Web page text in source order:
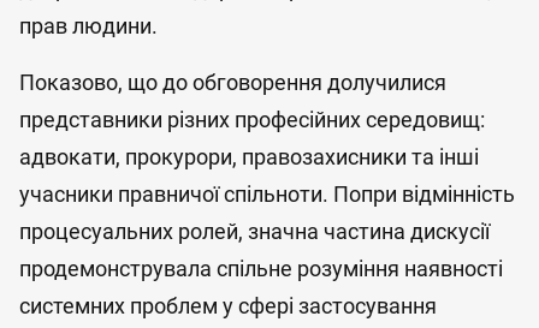
прав людини.
Показово, що до обговорення долучилися
представники різних професійних середовищ:
адвокати, прокурори, правозахисники та інші
учасники правничої спільноти. Попри відмінність
процесуальних ролей, значна частина дискусії
продемонструвала спільне розуміння наявності
системних проблем у сфері застосування